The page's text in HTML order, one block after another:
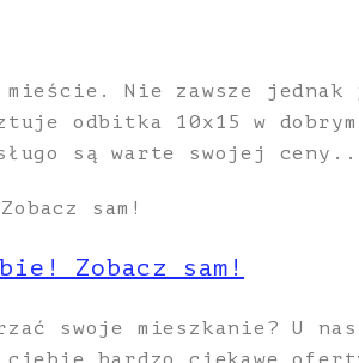
Nie zawsze
odbitka 10x15 w
są warte swojej
Zobacz sam!
swoje mieszkanie? U